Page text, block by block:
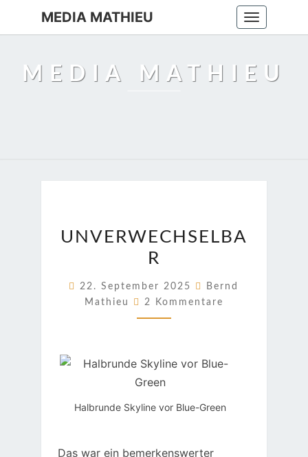
Toggle
navigation
MEDIA MATHIEU
MEDIA MATHIEU
UNVERWECHSELBA
R
22. September 2025
Bernd
Mathieu
Kommentare
2 Kommentare
Halbrunde Skyline vor Blue-Green
Das war ein bemerkenswerter